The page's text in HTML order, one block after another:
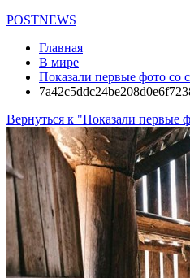
POSTNEWS
Главная
В мире
Показали первые фото со
Вернуться к "Показали первые